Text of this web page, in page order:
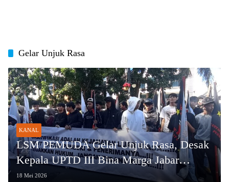
Gelar Unjuk Rasa
KANAL
LSM PEMUDA Gelar Unjuk Rasa, Desak
Kepala UPTD III Bina Marga Jabar
Mundur terkait Proyek di Subang
18 Mei 2026